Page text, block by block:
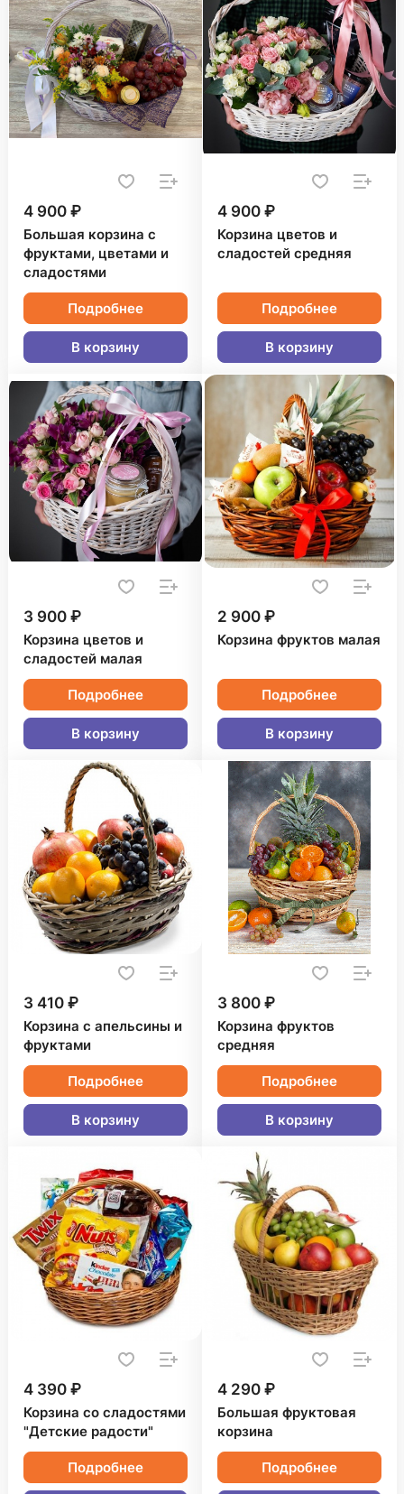
4 900 ₽
Большая корзина с
фруктами, цветами и
сладостями
Подробнее
В корзину
4 900 ₽
Корзина цветов и
сладостей средняя
Подробнее
В корзину
3 900 ₽
Корзина цветов и
сладостей малая
Подробнее
В корзину
2 900 ₽
Корзина фруктов малая
Подробнее
В корзину
3 410 ₽
Корзина с апельсины и
фруктами
Подробнее
В корзину
3 800 ₽
Корзина фруктов
средняя
Подробнее
В корзину
4 390 ₽
Корзина со сладостями
"Детские радости"
Подробнее
4 290 ₽
Большая фруктовая
корзина
Подробнее